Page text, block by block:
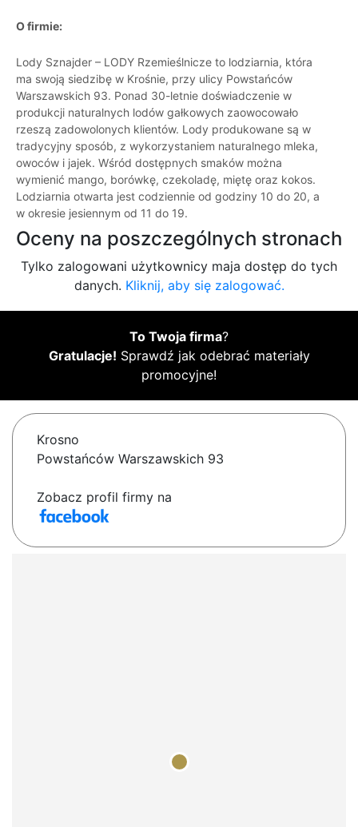
O firmie:
Lody Sznajder – LODY Rzemieślnicze to lodziarnia, która
ma swoją siedzibę w Krośnie, przy ulicy Powstańców
Warszawskich 93. Ponad 30-letnie doświadczenie w
produkcji naturalnych lodów gałkowych zaowocowało
rzeszą zadowolonych klientów. Lody produkowane są w
tradycyjny sposób, z wykorzystaniem naturalnego mleka,
owoców i jajek. Wśród dostępnych smaków można
wymienić mango, borówkę, czekoladę, miętę oraz kokos.
Lodziarnia otwarta jest codziennie od godziny 10 do 20, a
w okresie jesiennym od 11 do 19.
Oceny na poszczególnych stronach
Tylko zalogowani użytkownicy maja dostęp do tych
danych. Kliknij, aby się zalogować.
To Twoja firma?
Gratulacje! Sprawdź jak odebrać materiały
promocyjne!
Krosno
Powstańców Warszawskich 93
Zobacz profil firmy na